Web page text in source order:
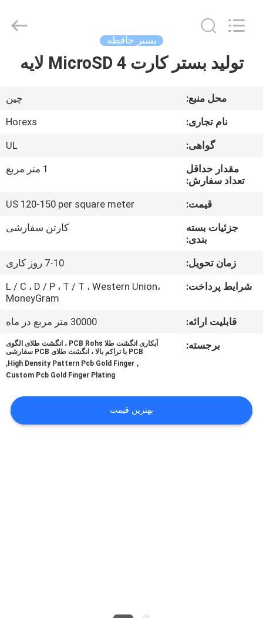
صفحه
محصولات
کارخانه
کنترل
کیفیت
اخبار
Co.,Ltd..
بستر حافظه
تولید بستر کارت MicroSD 4 لایه
محل منبع:
چین
نام تجاری:
Horexs
گواهی:
UL
مقدار حداقل
تعداد سفارش:
1 متر مربع
قیمت:
US 120-150 per square meter
جزئیات بسته
بندی:
کارتن سفارشی
زمان تحویل:
7-10 روز کاری
شرایط پرداخت:
L / C ، D / P ، T / T ، Western Union،
MoneyGram
قابلیت ارائه:
30000 متر مربع در ماه
برجسته:
آبکاری انگشت طلا PCB Rohs ، انگشت طلای الگوی
PCB با تراکم بالا ، انگشت طلای PCB سفارشی
,
High Density Pattern Pcb Gold Finger
,
Custom Pcb Gold Finger Plating
بهترین قیمت